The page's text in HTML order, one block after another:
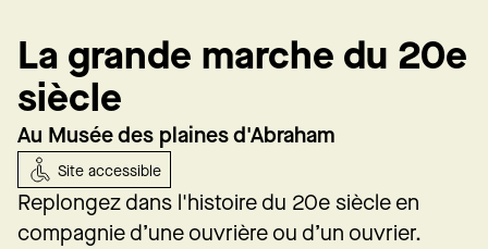
La grande marche du 20e
siècle
Au Musée des plaines d'Abraham
Site accessible
Replongez dans l'histoire du 20e siècle en
compagnie d’une ouvrière ou d’un ouvrier.